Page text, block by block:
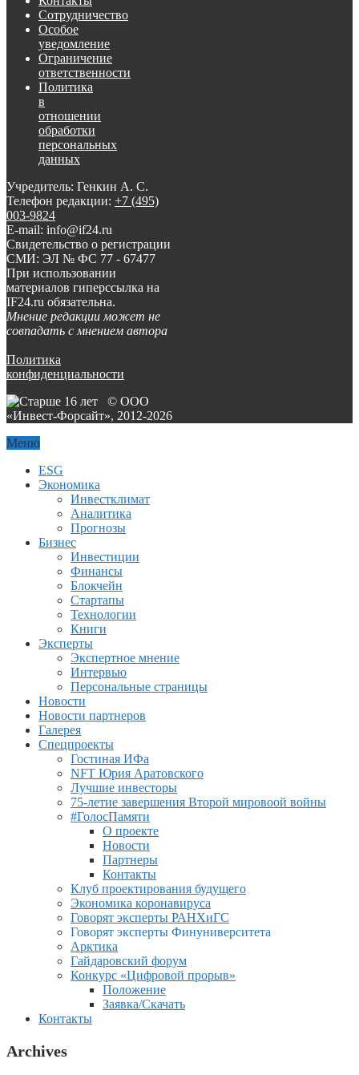
Сотрудничество
Особое
уведомление
Ограничение
ответственности
Политика
в
отношении
обработки
персональных
данных
Учредитель: Генкин А. С.
Телефон редакции: +7 (495)
003-9824
E-mail: info@if24.ru
Свидетельство о регистрации
СМИ: ЭЛ № ФС 77 - 67477
При использовании
материалов гиперссылка на
IF24.ru обязательна.
Мнение редакции может не
совпадать с мнением автора
Политика
конфиденциальности
© ООО
«Инвест-Форсайт», 2012-2026
Меню
ESG
Экономика
Инвестклимат
Аналитика
Прогнозы
Бизнес
Инвестиции
Финансы
Блокчейн
Стартапы
Технологии
Книги
Эксперты
Экспертное мнение
Интервью
Персональные страницы
Новости
Новости партнеров
Галерея
Спецпроекты
Гостиная ИФа
NFT Юрия Аратовского
Лучшие инвесторы
75-летие завершения Второй мировоой войны
#ГолосПамяти
О проекте
Новости
Партнеры
Контакты
Клуб проектирования будущего
Экономика коронавируса
Говорят эксперты РАНХиГС
Говорят эксперты Финуниверситета
Арктика
Гайдаровский форум
Конкурс «Цифровой прорыв»
Положение
Заявка/Скачать
Контакты
Archives